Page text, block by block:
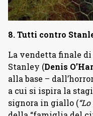
8. Tutti contro
La vendetta finale
Stanley (Denis
alla base –
a cui si ispira la
signora in giallo (